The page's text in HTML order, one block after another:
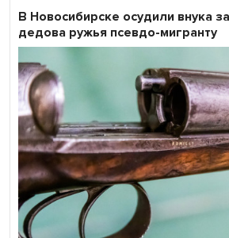
В Новосибирске осудили внука
дедова ружья псевдо-мигранту